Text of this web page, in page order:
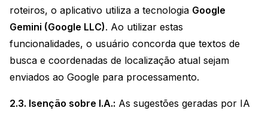
roteiros, o aplicativo utiliza a tecnologia Google
Gemini (Google LLC). Ao utilizar estas
funcionalidades, o usuário concorda que textos de
busca e coordenadas de localização atual sejam
enviados ao Google para processamento.
2.3. Isenção sobre I.A.: As sugestões geradas por IA